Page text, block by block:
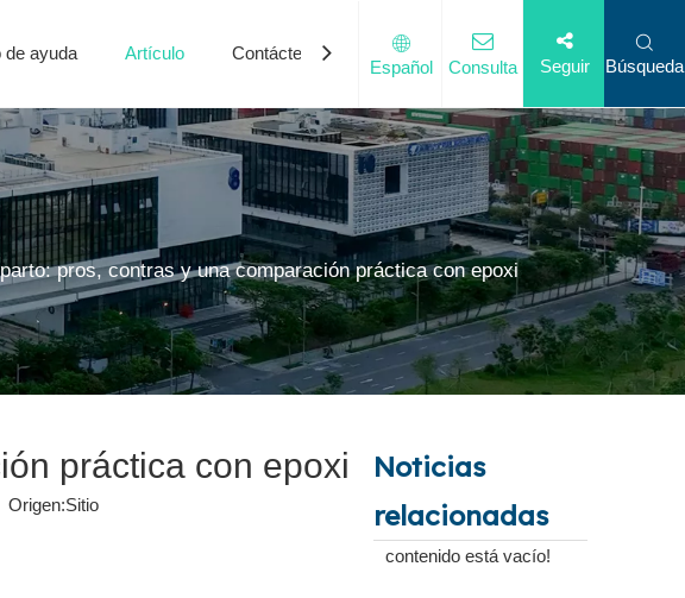
de ayuda Artículo Contáctenos
Español Consulta Seguir Búsqueda
pros, contras y una comparación práctica con epoxi
práctica con epoxi
Sitio
Noticias
relacionadas
contenido está vacío!